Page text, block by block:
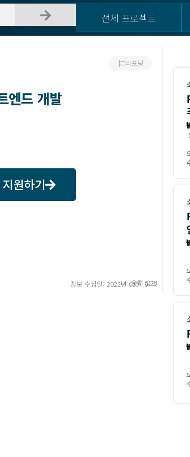
전체 프로젝트
리포팅
엔드 개발
원하기
정보 수집일: 2022년 03월 04일
오전 8:23